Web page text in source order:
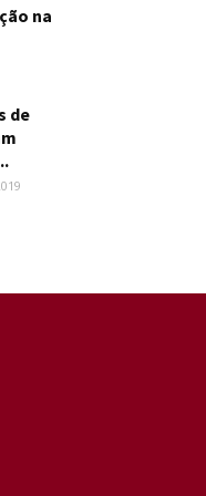
na
de